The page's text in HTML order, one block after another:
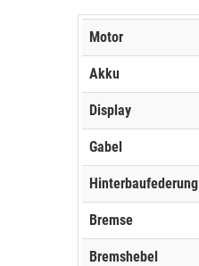
Motor
Akku
Display
Gabel
Hinterbaufederung
Bremse
Bremshebel